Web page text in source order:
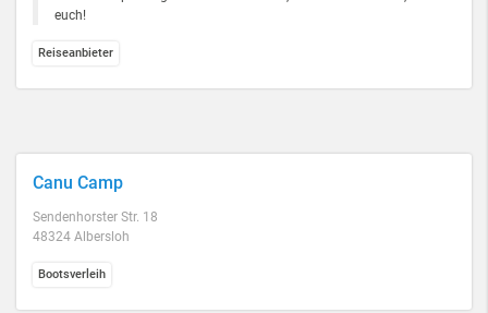
euch!
Reiseanbieter
Canu Camp
Sendenhorster Str. 18
48324 Albersloh
Bootsverleih